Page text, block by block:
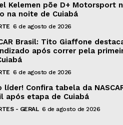
Kelemen põe D+ Motorsport
na noite de Cuiabá
6 de agosto de 2026
Brasil: Tito Giaffone
após correr pela
6 de agosto de 2026
líder! Confira tabela da
após etapa de Cuiabá
- GERAL 6 de agosto de 2026